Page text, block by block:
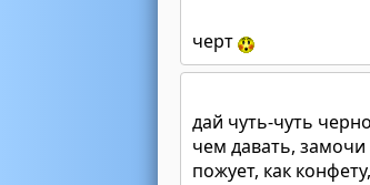
черт
дай чуть-чуть
чем давать,
пожует, как